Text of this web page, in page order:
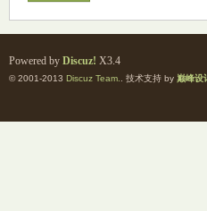
Powered by Discuz! X3.4
© 2001-2013 Discuz Team. . 技术支持 by 巅峰设